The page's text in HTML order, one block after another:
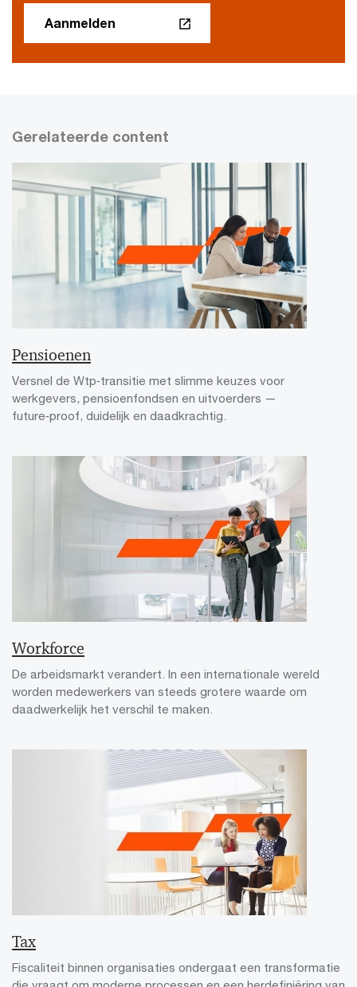
Aanmelden
Gerelateerde content
Pensioenen
Versnel de Wtp‑transitie met slimme keuzes voor
werkgevers, pensioenfondsen en uitvoerders —
future‑proof, duidelijk en daadkrachtig.
Workforce
De arbeidsmarkt verandert. In een internationale wereld
worden medewerkers van steeds grotere waarde om
daadwerkelijk het verschil te maken.
Tax
Fiscaliteit binnen organisaties ondergaat een transformatie